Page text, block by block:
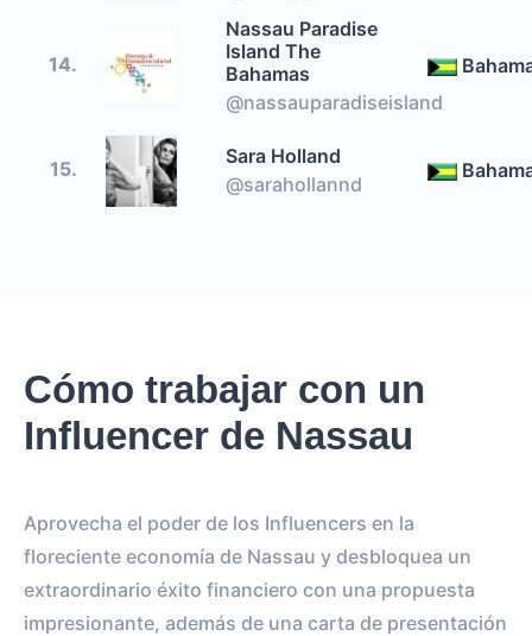
14.
Nassau Paradise
Island The
Bahamas
@nassauparadiseisland
15.
Sara Holland
@sarahollannd
Cómo trabajar con un
Influencer de Nassau
Aprovecha el poder de los Influencers en la
floreciente economía de Nassau y desbloquea un
extraordinario éxito financiero con una propuesta
impresionante, además de una carta de presentación